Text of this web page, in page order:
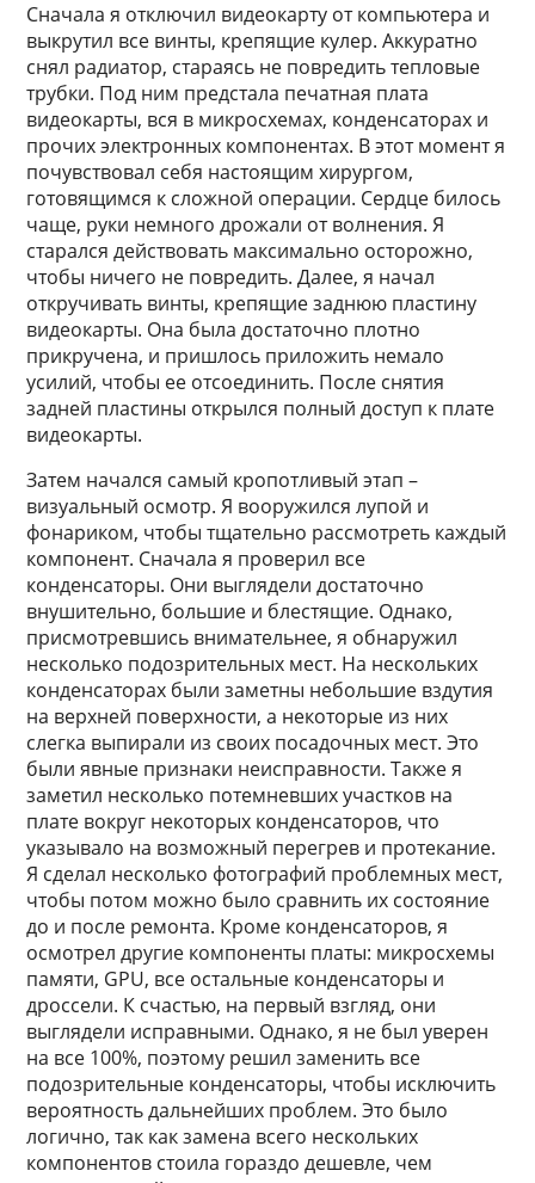
Сначала я отключил видеокарту от компьютера и
выкрутил все винты, крепящие кулер. Аккуратно
снял радиатор, стараясь не повредить тепловые
трубки. Под ним предстала печатная плата
видеокарты, вся в микросхемах, конденсаторах и
прочих электронных компонентах. В этот момент я
почувствовал себя настоящим хирургом,
готовящимся к сложной операции. Сердце билось
чаще, руки немного дрожали от волнения. Я
старался действовать максимально осторожно,
чтобы ничего не повредить. Далее, я начал
откручивать винты, крепящие заднюю пластину
видеокарты. Она была достаточно плотно
прикручена, и пришлось приложить немало
усилий, чтобы ее отсоединить. После снятия
задней пластины открылся полный доступ к плате
видеокарты.
Затем начался самый кропотливый этап –
визуальный осмотр. Я вооружился лупой и
фонариком, чтобы тщательно рассмотреть каждый
компонент. Сначала я проверил все
конденсаторы. Они выглядели достаточно
внушительно, большие и блестящие. Однако,
присмотревшись внимательнее, я обнаружил
несколько подозрительных мест. На нескольких
конденсаторах были заметны небольшие вздутия
на верхней поверхности, а некоторые из них
слегка выпирали из своих посадочных мест. Это
были явные признаки неисправности. Также я
заметил несколько потемневших участков на
плате вокруг некоторых конденсаторов, что
указывало на возможный перегрев и протекание.
Я сделал несколько фотографий проблемных мест,
чтобы потом можно было сравнить их состояние
до и после ремонта. Кроме конденсаторов, я
осмотрел другие компоненты платы: микросхемы
памяти, GPU, все остальные конденсаторы и
дроссели. К счастью, на первый взгляд, они
выглядели исправными. Однако, я не был уверен
на все 100%, поэтому решил заменить все
подозрительные конденсаторы, чтобы исключить
вероятность дальнейших проблем. Это было
логично, так как замена всего нескольких
компонентов стоила гораздо дешевле, чем